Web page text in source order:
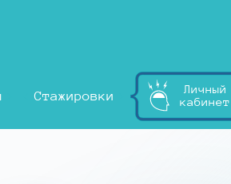
Стажировки
Личный
кабинет